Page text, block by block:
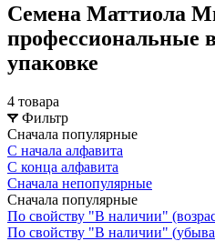
Семена Маттиола
профессиональные
упаковке
4 товара
Фильтр
Сначала популярные
С начала алфавита
С конца алфавита
Сначала непопулярные
Сначала популярные
По свойству "В наличии"
По свойству "В наличии"